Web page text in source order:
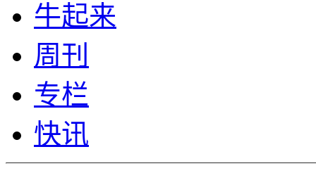
牛起来
周刊
专栏
快讯